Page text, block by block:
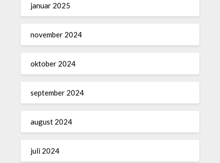
januar 2025
november 2024
oktober 2024
september 2024
august 2024
juli 2024